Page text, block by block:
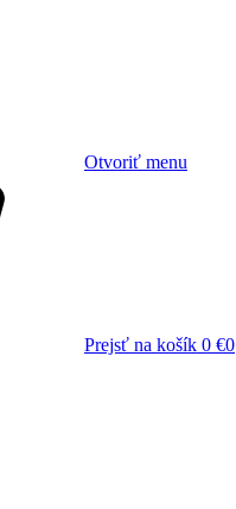
Otvoriť menu
Prejsť na košík 0 €0